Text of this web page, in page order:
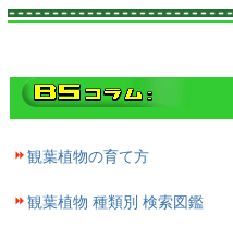
観葉植物の育て方
観葉植物 種類別 検索図鑑